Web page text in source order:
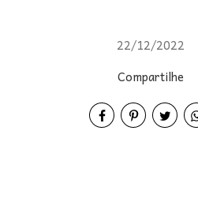
22/12/2022
Compartilhe